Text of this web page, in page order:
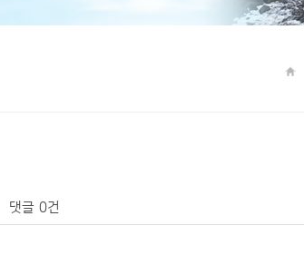
댓글 0건